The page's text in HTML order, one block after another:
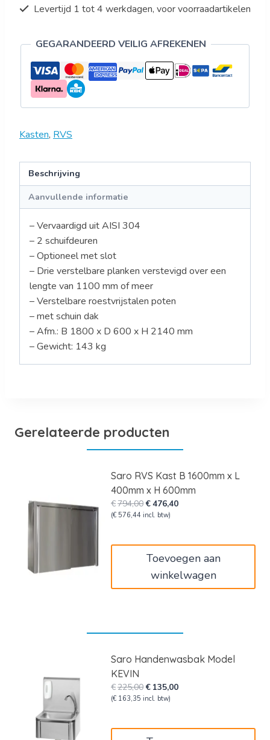
Levertijd 1 tot 4 werkdagen, voor voorraadartikelen
GEGARANDEERD VEILIG AFREKENEN
Kasten, RVS
Beschrijving
Aanvullende informatie
– Vervaardigd uit AISI 304
– 2 schuifdeuren
– Optioneel met slot
– Drie verstelbare planken verstevigd over een
lengte van 1100 mm of meer
– Verstelbare roestvrijstalen poten
– met schuin dak
– Afm.: B 1800 x D 600 x H 2140 mm
– Gewicht: 143 kg
Gerelateerde producten
Saro RVS Kast B 1600mm x L
400mm x H 600mm
€794,00Oorspronkelijke
prijs
€476,40Huidige
(€ 576,44 incl. btw)
Toevoegen aan
winkelwagen
Saro Handenwasbak Model
KEVIN
€225,00Oorspronkelijke
prijs
€ 135,00Huidige
(€ 163,35 incl. btw)